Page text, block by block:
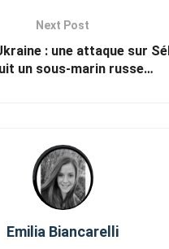
Next Post
: une attaque sur
un sous-marin russe…
Emilia Biancarelli